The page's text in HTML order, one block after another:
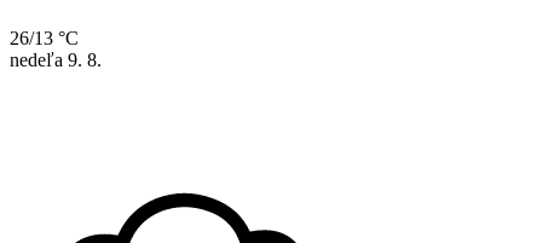
26/13 °C
nedeľa 9. 8.